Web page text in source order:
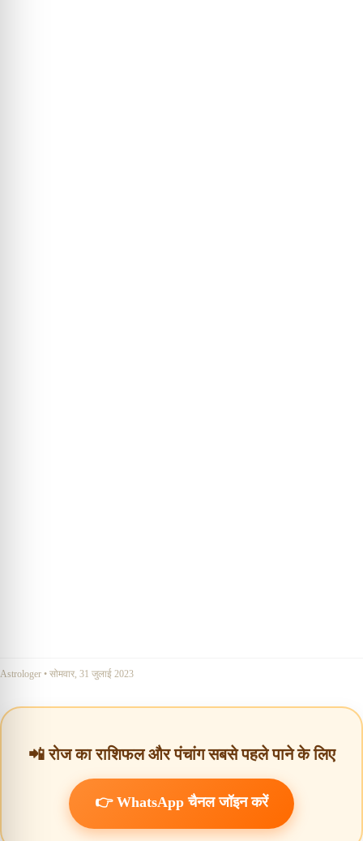
Astrologer • सोमवार, 31 जुलाई 2023
📲 रोज का राशिफल और पंचांग सबसे पहले पाने के लिए
👉 WhatsApp चैनल जॉइन करें